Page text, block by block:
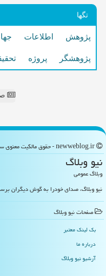
تگها
پژوهش اطلاعات
پژوهشگر پروژه
نیو وبلاگ
وبلاگ عمومی
نیو وبلاگ، صدای خودرا به گوش دیگران
صفحات نیو وبلاگ
بک لینک معتبر
درباره ما
آرشیو نیو وبلاگ